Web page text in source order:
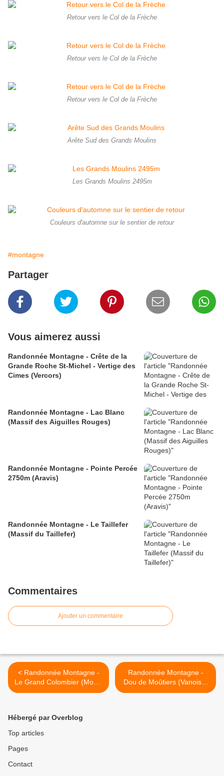
Retour vers le Col de la Frèche
Retour vers le Col de la Frèche
Retour vers le Col de la Frèche
Arête Sud des Grands Moulins
Les Grands Moulins 2495m
Couleurs d'automne sur le sentier de retour
#montagne
Partager
Vous aimerez aussi
Randonnée Montagne - Crête de la
Grande Roche St-Michel - Vertige des
Cimes (Vercors)
Randonnée Montagne - Lac Blanc
(Massif des Aiguilles Rouges)
Randonnée Montagne - Pointe Percée
2750m (Aravis)
Randonnée Montagne - Le Taillefer
(Massif du Taillefer)
Commentaires
Ajouter un commentaire
< Randonnée Montagne -
Le Grand Colombier (Monts
du Jura)
Randonnée Montagne -
Dou de Moûtiers (Vanoise-
Beaufortain) >
Hébergé par Overblog
Top articles
Pages
Contact